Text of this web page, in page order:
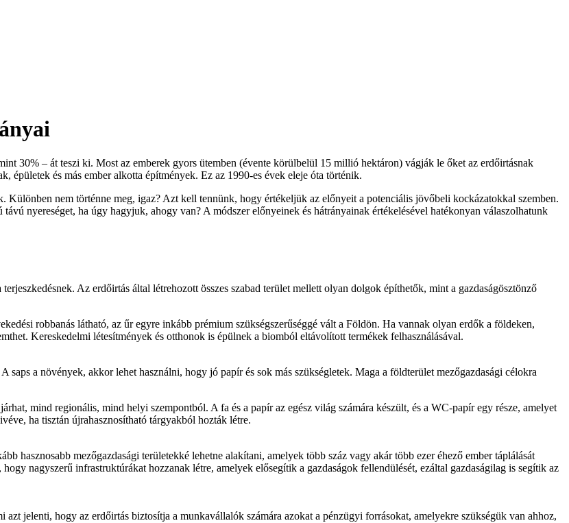
30% – át teszi ki. Most az emberek gyors ütemben (évente körülbelül 15 millió hektáron) vágják le őket az erdőirtásnak
épületek és más ember alkotta építmények. Ez az 1990-es évek eleje óta történik.
Különben nem történne meg, igaz? Azt kell tennünk, hogy értékeljük az előnyeit a potenciális jövőbeli kockázatokkal szemben.
nyereséget, ha úgy hagyjuk, ahogy van? A módszer előnyeinek és hátrányainak értékelésével hatékonyan válaszolhatunk
Az erdőirtás által létrehozott összes szabad terület mellett olyan dolgok építhetők, mint a gazdaságösztönző
robbanás látható, az űr egyre inkább prémium szükségszerűséggé vált a Földön. Ha vannak olyan erdők a földeken,
Kereskedelmi létesítmények és otthonok is épülnek a biomból eltávolított termékek felhasználásával.
saps a növények, akkor lehet használni, hogy jó papír és sok más szükségletek. Maga a földterület mezőgazdasági célokra
mind regionális, mind helyi szempontból. A fa és a papír az egész világ számára készült, és a WC-papír egy része, amelyet
ha tisztán újrahasznosítható tárgyakból hozták létre.
hasznosabb mezőgazdasági területekké lehetne alakítani, amelyek több száz vagy akár több ezer éhező ember táplálását
nagyszerű infrastruktúrákat hozzanak létre, amelyek elősegítik a gazdaságok fellendülését, ezáltal gazdaságilag is segítik az
jelenti, hogy az erdőirtás biztosítja a munkavállalók számára azokat a pénzügyi forrásokat, amelyekre szükségük van ahhoz,